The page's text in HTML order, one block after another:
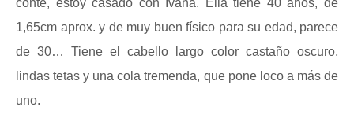
conté, estoy casado con Ivana. Ella tiene 40 años, de
1,65cm aprox. y de muy buen físico para su edad, parece
de 30… Tiene el cabello largo color castaño oscuro,
lindas tetas y una cola tremenda, que pone loco a más de
uno.